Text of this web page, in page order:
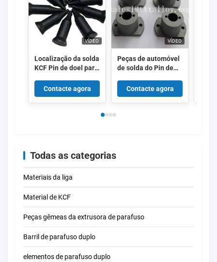
VÍDEO
Localização da solda
KCF Pin de doel para
Soldadura de
resistência
Soldadura
Contacte agora
VÍDEO
Peças de automóvel
de solda do Pin de
com bom
desempenho
Contacte agora
Todas as categorias
Materiais da liga
Material de KCF
Peças gêmeas da extrusora de parafuso
Barril de parafuso duplo
elementos de parafuso duplo